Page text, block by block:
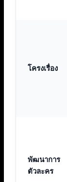
โครงเรื่อง
พัฒนาการ
ตัวละคร